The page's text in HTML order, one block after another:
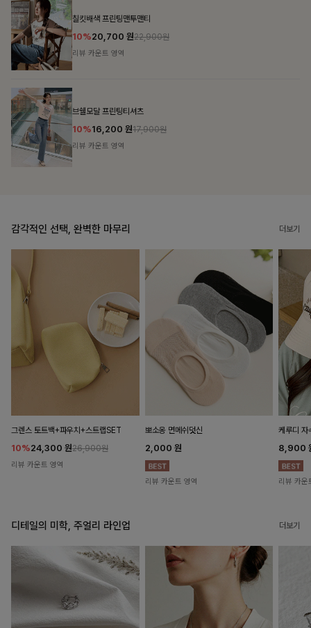
감각적인 선택, 완벽한 마무리 더보기
그렌스 토트백+파우치+스트랩SET
10%24,300 원26,900원
리뷰 카운트 영역
뽀소옹 면메쉬덧신
2,000 원
리뷰 카운트 영역
케루디 자
8,900
리뷰 카운
디테일의 미학, 주얼리 라인업 더보기